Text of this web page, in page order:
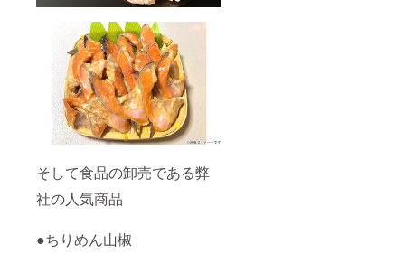
そして食品の卸売である弊
社の人気商品
●ちりめん山椒